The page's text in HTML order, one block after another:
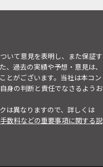
いて意見を表明し、また保証す
過去の実績や予想・意見は、
とがございます。当社は本コン
身の判断と責任でなさるようお
は異なりますので、詳しくは
数料などの重要事項に関する説